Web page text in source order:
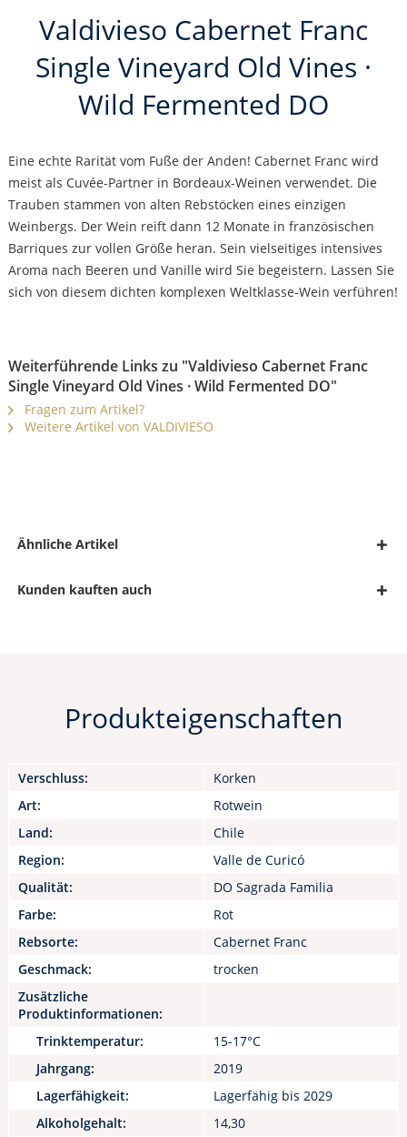
Valdivieso Cabernet Franc
Single Vineyard Old Vines ·
Wild Fermented DO
Eine echte Rarität vom Fuße der Anden! Cabernet Franc wird
meist als Cuvée-Partner in Bordeaux-Weinen verwendet. Die
Trauben stammen von alten Rebstöcken eines einzigen
Weinbergs. Der Wein reift dann 12 Monate in französischen
Barriques zur vollen Größe heran. Sein vielseitiges intensives
Aroma nach Beeren und Vanille wird Sie begeistern. Lassen Sie
sich von diesem dichten komplexen Weltklasse-Wein verführen!
Weiterführende Links zu "Valdivieso Cabernet Franc
Single Vineyard Old Vines · Wild Fermented DO"
Fragen zum Artikel?
Weitere Artikel von VALDIVIESO
Ähnliche Artikel
Kunden kauften auch
Produkteigenschaften
Verschluss:
Korken
Art:
Rotwein
Land:
Chile
Region:
Valle de Curicó
Qualität:
DO Sagrada Familia
Farbe:
Rot
Rebsorte:
Cabernet Franc
Geschmack:
trocken
Zusätzliche
Produktinformationen:
Trinktemperatur:
15-17°C
Jahrgang:
2019
Lagerfähigkeit:
Lagerfähig bis 2029
Alkoholgehalt:
14,30